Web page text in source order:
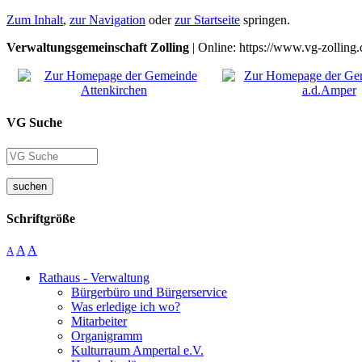
Zum Inhalt, zur Navigation oderzur Startseite springen.
Verwaltungsgemeinschaft Zolling | Online: https://www.vg-
VG Suche
suchen
Schriftgröße
A A A
Rathaus - Verwaltung
Bürgerbüro und Bürgerservice
Was erledige ich wo?
Mitarbeiter
Organigramm
Kulturraum Ampertal e.V.